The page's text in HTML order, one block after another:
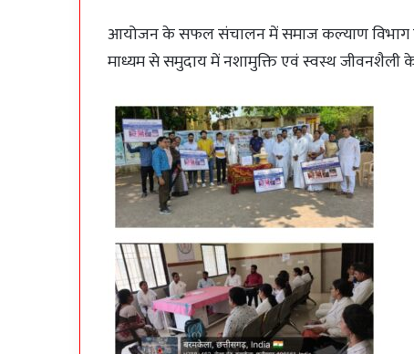
आयोजन के सफल संचालन में समाज कल्याण विभाग एवं
माध्यम से समुदाय में नशामुक्ति एवं स्वस्थ जीवनशैली के